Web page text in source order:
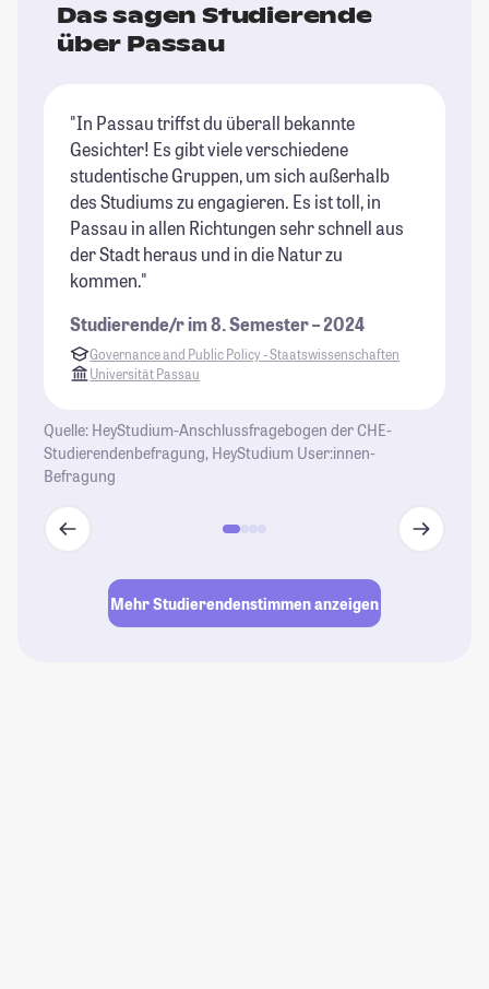
Das sagen Studierende
über Passau
"In Passau triffst du überall bekannte
Gesichter! Es gibt viele verschiedene
studentische Gruppen, um sich außerhalb
des Studiums zu engagieren. Es ist toll, in
Passau in allen Richtungen sehr schnell aus
der Stadt heraus und in die Natur zu
kommen."
Studierende/r im 8. Semester – 2024
Governance and Public Policy - Staatswissenschaften
Universität Passau
Quelle: HeyStudium-Anschlussfragebogen der CHE-
Studierendenbefragung, HeyStudium User:innen-
Befragung
Mehr Studierendenstimmen anzeigen